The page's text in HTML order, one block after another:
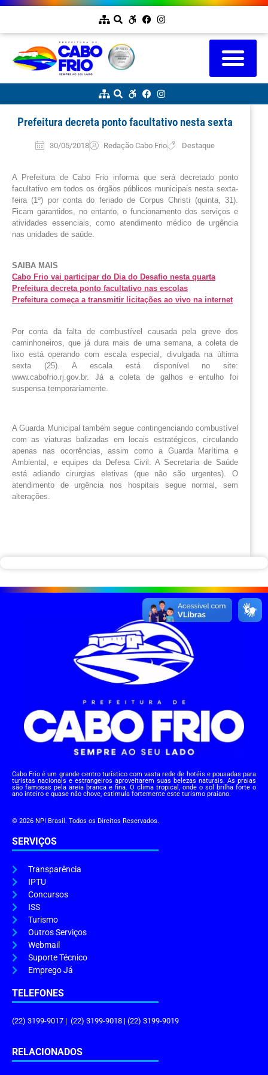
Prefeitura decreta ponto facultativo nesta sexta
30/05/2018 Redação Cabo Frio Destaque
A Prefeitura de Cabo Frio informa que será decretado ponto
facultativo em todos os órgãos públicos municipais nesta sexta-
feira (1º) por conta do feriado de Corpus Christi (quinta, 31).
Ficam garantidos, no entanto, o funcionamento dos serviços e
atividades essenciais, como atendimento médico de urgência
nas unidades de saúde.
SAIBA MAIS
Cabo Frio vai participar do Dia do Desafio nesta quarta
Prefeitura decreta ponto facultativo nas escolas
Prefeitura começa a transmitir licitações ao vivo na internet
Por conta da falta de combustível causada pela greve dos
caminhoneiros, que já dura mais de uma semana, a coleta de
lixo está operando com escala especial, divulgada na última
sexta (25). A escala está disponível no site:
www.cabofrio.rj.gov.br. Já a coleta de galhos e entulho foi
suspensa temporariamente.
A Guarda Municipal também segue contingenciando combustível
com as viaturas balizadas em locais estratégicos, circulando
apenas nas ocorrências, assim como a Guarda Marítima e
Ambiental, e equipes da Defesa Civil. A Secretaria de Saúde
está adiando cirurgias eletivas (que não são urgentes). O
atendimento de urgência nos hospitais segue normal, sem
alterações.
Cabo Frio é um grande centro turístico com vasta rede de hotéis e pousadas para
turistas nacionais e estrangeiros aproveitarem suas belezas naturais. As praias
são famosas pela areia branca e fina. O clima tropical, onde o sol brilha forte o
ano inteiro e quase não chove, estimula fortemente este turismo praiano.
© 2026 NPI Brasil. Todos os Direitos Reservados.
SERVIÇOS
Transparência
IPTU
Concursos
ISS
Turismo
Outros Serviços
Webmail
Suporte Técnico
Emprego Já
TELEFONES
(22) 3199-9017 | (22) 3199-9018 | (22) 3199-9019
RELACIONADOS